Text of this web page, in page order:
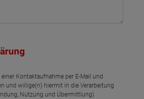
Kontaktaufnahme per E-Mail und
und willige(n) hiermit in die Verarbeitung
Nutzung und Übermittlung)